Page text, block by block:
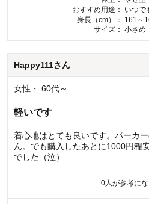
おすすめ用途：
いつで
身長（cm）：
161～
サイズ： 小さめ
Happy111さん
女性 ・ 60代～
軽いです
着心地はとても良いです。パーカ
ん。でも購入したあとに1000円程
でした（泣）
0人が参考に